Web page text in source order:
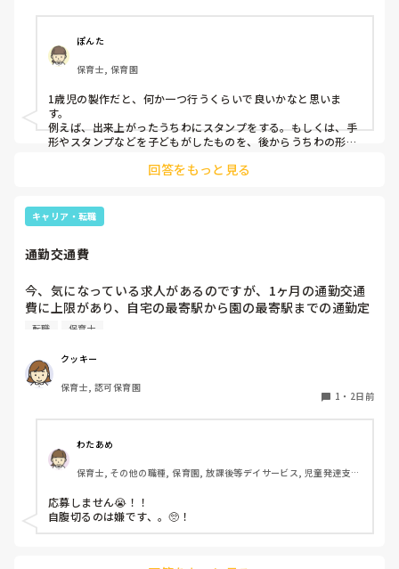
ぽんた
保育士, 保育園
1歳児の製作だと、何か一つ行うくらいで良いかなと思いま
す。
例えば、出来上がったうちわにスタンプをする。もしくは、手
形やスタンプなどを子どもがしたものを、後からうちわの形に
雨遊び、氷遊び、など間食遊びをたくさん行っています。
す！いつもと違うおもちゃ、室内に興味津々です！
回答をもっと見る
キャリア・転職
通勤交通費
今、気になっている求人があるのですが、1ヶ月の通勤交通
費に上限があり、自宅の最寄駅から園の最寄駅までの通勤定
期代が5,000円ほどオーバーします
私としてはなかなか大きい金額なので、この時点で応募を迷
っているのですが、皆さんならどうしますか？
転職 保育士
クッキー
保育士, 認可保育園
1 ・ 2日前
わたあめ
保育士, その他の職種, 保育園, 放課後等デイサービス, 児童発達支援
応募しません😭！！
自腹切るのは嫌です、。🥺！